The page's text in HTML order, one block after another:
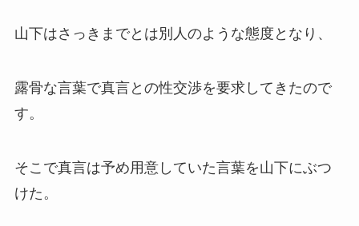
山下はさっきまでとは別人のような態度となり、
露骨な言葉で真言との性交渉を要求してきたので
す。
そこで真言は予め用意していた言葉を山下にぶつ
けた。